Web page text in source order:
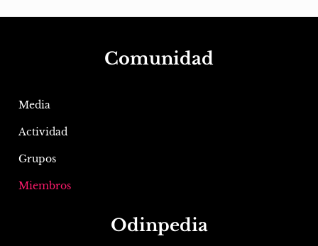
Comunidad
Media
Actividad
Grupos
Miembros
Odinpedia